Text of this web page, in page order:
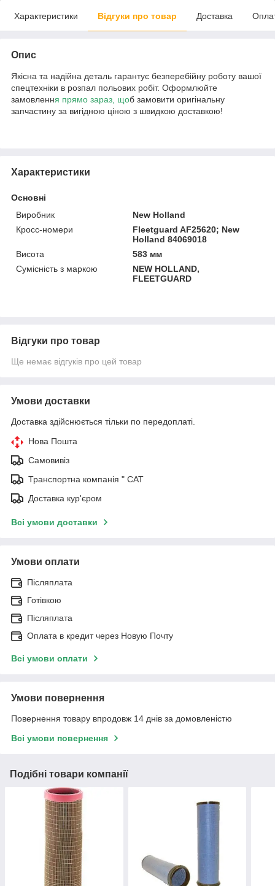
Характеристики Відгуки про товар Доставка
Опис
Якісна та надійна деталь гарантує безперебійну роботу вашої
спецтехніки в розпал польових робіт. Оформлюйте
замовлення прямо зараз, щоб замовити оригінальну
запчастину за вигідною ціною з швидкою доставкою!
Характеристики
Основні
Виробник
New Holland
Кросс-номери
Fleetguard AF25620; New
Holland 84069018
Висота
583 мм
Сумісність з маркою
NEW HOLLAND,
FLEETGUARD
Відгуки про товар
Ще немає відгуків про цей товар
Умови доставки
Доставка здійснюється тільки по передоплаті.
Нова Пошта
Самовивіз
Транспортна компанія " САТ
Доставка кур'єром
Всі умови доставки
Умови оплати
Післяплата
Готівкою
Післяплата
Оплата в кредит через Новую Почту
Всі умови оплати
Умови повернення
Повернення товару впродовж 14 днів за домовленістю
Всі умови повернення
Подібні товари компанії